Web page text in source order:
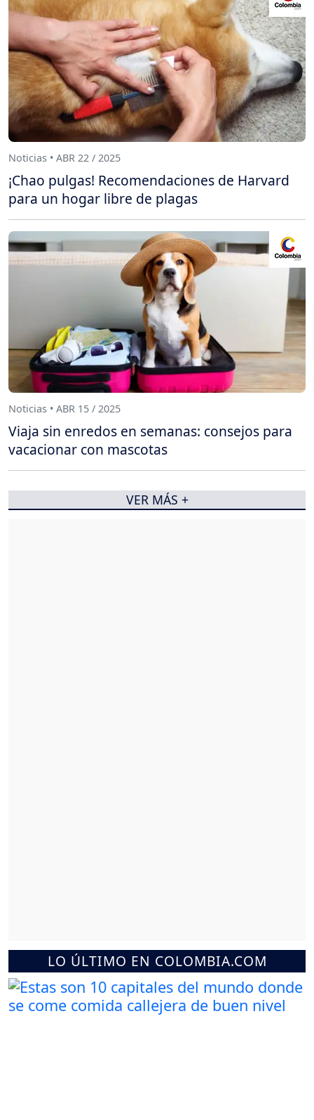
LO ÚLTIMO EN COLOMBIA.COM
Noticias • ABR 22 / 2025
¡Chao pulgas! Recomendaciones de Harvard
para un hogar libre de plagas
Noticias • ABR 15 / 2025
Viaja sin enredos en semanas: consejos para
vacacionar con mascotas
VER MÁS +